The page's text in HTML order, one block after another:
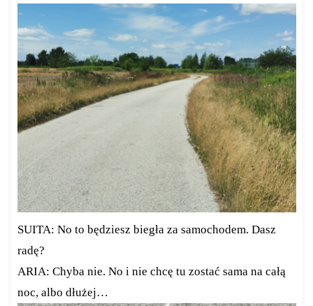
SUITA: No to będziesz biegła za samochodem. Dasz
radę?
ARIA: Chyba nie. No i nie chcę tu zostać sama na całą
noc, albo dłużej…